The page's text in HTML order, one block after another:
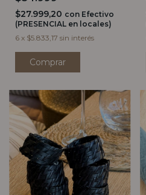
$27.999,20 con Efectivo
(PRESENCIAL en locales)
6 x $5.833,17 sin interés